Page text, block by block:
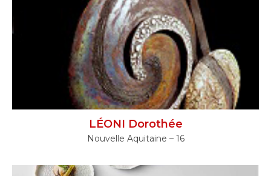
LÉONI Dorothée
Nouvelle Aquitaine – 16